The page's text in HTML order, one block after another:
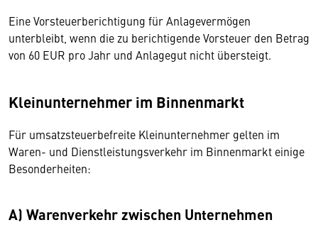
Eine Vorsteuerberichtigung für Anlagevermögen
unterbleibt, wenn die zu berichtigende Vorsteuer den Betrag
von 60 EUR pro Jahr und Anlagegut nicht übersteigt.
Kleinunternehmer im Binnenmarkt
Für umsatzsteuerbefreite Kleinunternehmer gelten im
Waren- und Dienstleistungsverkehr im Binnenmarkt einige
Besonderheiten:
A) Warenverkehr zwischen Unternehmen